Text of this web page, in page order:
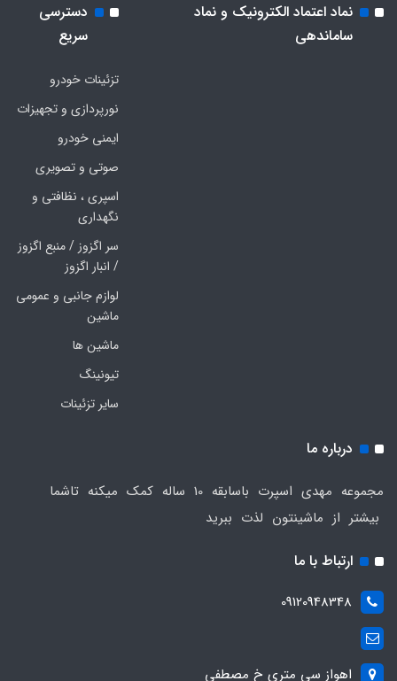
نماد اعتماد الکترونیک و نماد
ساماندهی
دسترسی
سریع
تزئینات خودرو
نورپردازی و تجهیزات
ایمنی خودرو
صوتی و تصویری
اسپری ، نظافتی و
نگهداری
سر اگزوز / منبع اگزوز
/ انبار اگزوز
لوازم جانبی و عمومی
ماشین
ماشین ها
تیونینگ
سایر تزئینات
درباره ما
مجموعه مهدی اسپرت باسابقه 10 ساله کمک میکنه تاشما
بیشتر از ماشینتون لذت ببرید
ارتباط با ما
09120948348
اهواز سی متری خ مصطفی